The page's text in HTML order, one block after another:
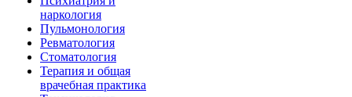
наркология
Пульмонология
Ревматология
Стоматология
Терапия и общая
врачебная практика